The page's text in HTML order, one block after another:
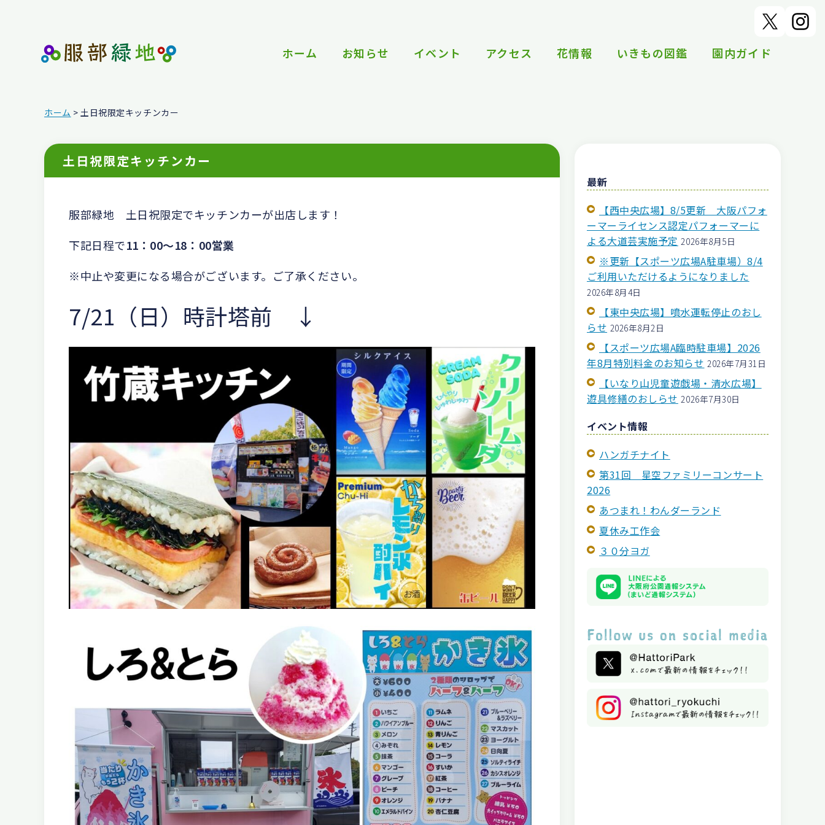
ホーム お知らせ イベント アクセス 花情報 いきもの図鑑 園内ガイド
ホーム > 土日祝限定キッチンカー
土日祝限定キッチンカー
服部緑地 土日祝限定でキッチンカーが出店します！
下記日程で11：00～18：00営業
※中止や変更になる場合がございます。ご了承ください。
7/21（日）時計塔前 ↓
最新
【西中央広場】8/5更新 大阪パフォ
ーマーライセンス認定パフォーマーに
よる大道芸実施予定 2026年8月5日
※更新【スポーツ広場A駐車場）8/4
ご利用いただけるようになりました
2026年8月4日
【東中央広場】噴水運転停止のおし
らせ 2026年8月2日
【スポーツ広場A臨時駐車場】2026
年8月特別料金のお知らせ 2026年7月31日
【いなり山児童遊戯場・清水広場】
遊具修繕のおしらせ 2026年7月30日
イベント情報
ハンガチナイト
第31回 星空ファミリーコンサート
2026
あつまれ！わんダーランド
夏休み工作会
３０分ヨガ